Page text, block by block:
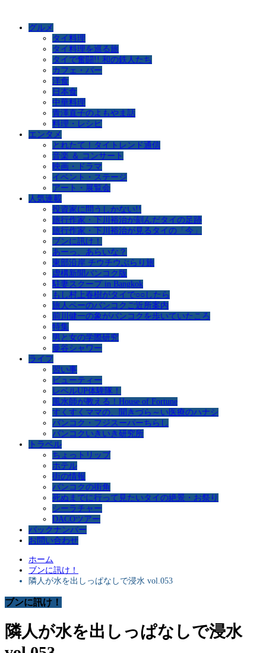
グルメ
タイ料理
タイ料理を巡る旅
タイで奮闘!! 和の鉄人たち
カフェ・バー
洋食
日本食
中華料理
青澤直子のよもやま話
料理・レシピ
エンタメ
とれたて！タイトレンド通信
音楽 ＆ コンサート
映画・ドラマ
イベント・ステージ
アート・展覧会
人気連載
投資家に問うしかない!!
旅行作家・下川裕治が刻んだタイの足跡
旅行作家・下川裕治が見るタイの「今」
ブンに訊け！
あーっ、あらいな？
東部沿岸 チウチウぶらり旅
虚構新聞バンコク版
駐妻スクープ in Bangkok
もし村上春樹がタイで○○したら
旅人ペーのバンコクご近所案内
前川健一の象がバンコクを歩いていたころ
特集
男と女の学際研究
曼谷シャワー
ライフ
習い事
ビューティー
レベルUP体験隊！
風水師が教える！House of Fortune
すくすくママの、聞きづら～い医療のハナシ
バンコク・フジスーパーちらし
バンコクいきいき研究所
トラベル
ちょっトリップ
ホテル
街の情報
バンコクの街角
死ぬまでに行って見たいタイの絶景・お祭り
シーラチャー
DACOツアー
バックナンバー
お問い合わせ
ホーム
ブンに訊け！
隣人が水を出しっぱなしで浸水 vol.053
ブンに訊け！
隣人が水を出しっぱなしで浸水